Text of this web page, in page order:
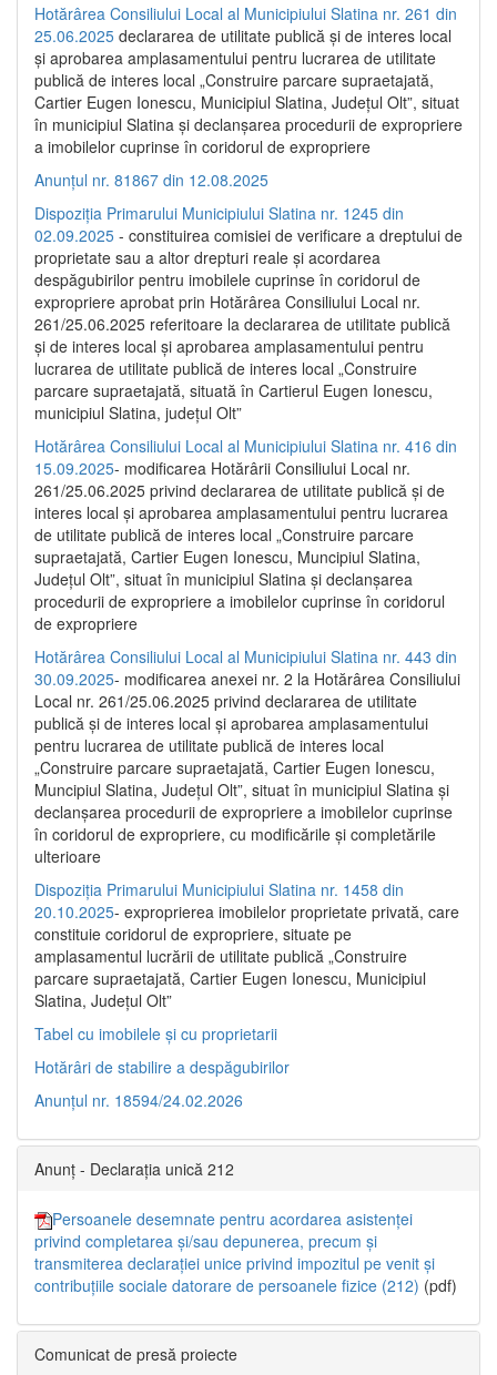
Hotărârea Consiliului Local al Municipiului Slatina nr. 261 din
25.06.2025 declararea de utilitate publică și de interes local
și aprobarea amplasamentului pentru lucrarea de utilitate
publică de interes local „Construire parcare supraetajată,
Cartier Eugen Ionescu, Municipiul Slatina, Județul Olt”, situat
în municipiul Slatina și declanșarea procedurii de expropriere
a imobilelor cuprinse în coridorul de expropriere
Anunțul nr. 81867 din 12.08.2025
Dispoziția Primarului Municipiului Slatina nr. 1245 din
02.09.2025 - constituirea comisiei de verificare a dreptului de
proprietate sau a altor drepturi reale și acordarea
despăgubirilor pentru imobilele cuprinse în coridorul de
expropriere aprobat prin Hotărârea Consiliului Local nr.
261/25.06.2025 referitoare la declararea de utilitate publică
și de interes local și aprobarea amplasamentului pentru
lucrarea de utilitate publică de interes local „Construire
parcare supraetajată, situată în Cartierul Eugen Ionescu,
municipiul Slatina, județul Olt”
Hotărârea Consiliului Local al Municipiului Slatina nr. 416 din
15.09.2025- modificarea Hotărârii Consiliului Local nr.
261/25.06.2025 privind declararea de utilitate publică și de
interes local și aprobarea amplasamentului pentru lucrarea
de utilitate publică de interes local „Construire parcare
supraetajată, Cartier Eugen Ionescu, Muncipiul Slatina,
Județul Olt”, situat în municipiul Slatina și declanșarea
procedurii de expropriere a imobilelor cuprinse în coridorul
de expropriere
Hotărârea Consiliului Local al Municipiului Slatina nr. 443 din
30.09.2025- modificarea anexei nr. 2 la Hotărârea Consiliului
Local nr. 261/25.06.2025 privind declararea de utilitate
publică şi de interes local şi aprobarea amplasamentului
pentru lucrarea de utilitate publică de interes local
„Construire parcare supraetajată, Cartier Eugen Ionescu,
Muncipiul Slatina, Judeţul Olt”, situat în municipiul Slatina şi
declanşarea procedurii de expropriere a imobilelor cuprinse
în coridorul de expropriere, cu modificările şi completările
ulterioare
Dispoziția Primarului Municipiului Slatina nr. 1458 din
20.10.2025- exproprierea imobilelor proprietate privată, care
constituie coridorul de expropriere, situate pe
amplasamentul lucrării de utilitate publică „Construire
parcare supraetajată, Cartier Eugen Ionescu, Municipiul
Slatina, Județul Olt”
Tabel cu imobilele și cu proprietarii
Hotărâri de stabilire a despăgubirilor
Anunțul nr. 18594/24.02.2026
Anunț - Declarația unică 212
Persoanele desemnate pentru acordarea asistenței
privind completarea și/sau depunerea, precum și
transmiterea declarației unice privind impozitul pe venit și
contribuțiile sociale datorare de persoanele fizice (212) (pdf)
Comunicat de presă proiecte